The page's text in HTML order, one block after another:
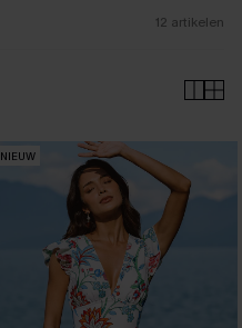
12 artikelen
NIEUW